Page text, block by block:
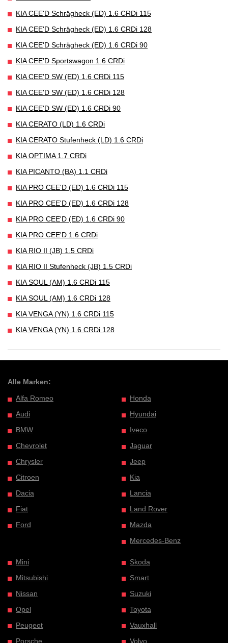
KIA CEE'D Schrägheck (ED) 1.6 CRDi 115
KIA CEE'D Schrägheck (ED) 1.6 CRDi 128
KIA CEE'D Schrägheck (ED) 1.6 CRDi 90
KIA CEE'D Sportswagon 1.6 CRDi
KIA CEE'D SW (ED) 1.6 CRDi 115
KIA CEE'D SW (ED) 1.6 CRDi 128
KIA CEE'D SW (ED) 1.6 CRDi 90
KIA CERATO (LD) 1.6 CRDi
KIA CERATO Stufenheck (LD) 1.6 CRDi
KIA OPTIMA 1.7 CRDi
KIA PICANTO (BA) 1.1 CRDi
KIA PRO CEE'D (ED) 1.6 CRDi 115
KIA PRO CEE'D (ED) 1.6 CRDi 128
KIA PRO CEE'D (ED) 1.6 CRDi 90
KIA PRO CEE'D 1.6 CRDi
KIA RIO II (JB) 1.5 CRDi
KIA RIO II Stufenheck (JB) 1.5 CRDi
KIA SOUL (AM) 1.6 CRDi 115
KIA SOUL (AM) 1.6 CRDi 128
KIA VENGA (YN) 1.6 CRDi 115
KIA VENGA (YN) 1.6 CRDi 128
Alle Marken:
Alfa Romeo
Audi
BMW
Chevrolet
Chrysler
Citroen
Dacia
Fiat
Ford
Honda
Hyundai
Iveco
Jaguar
Jeep
Kia
Lancia
Land Rover
Mazda
Mercedes-Benz
Mini
Mitsubishi
Nissan
Opel
Peugeot
Porsche
Skoda
Smart
Suzuki
Toyota
Vauxhall
Volvo